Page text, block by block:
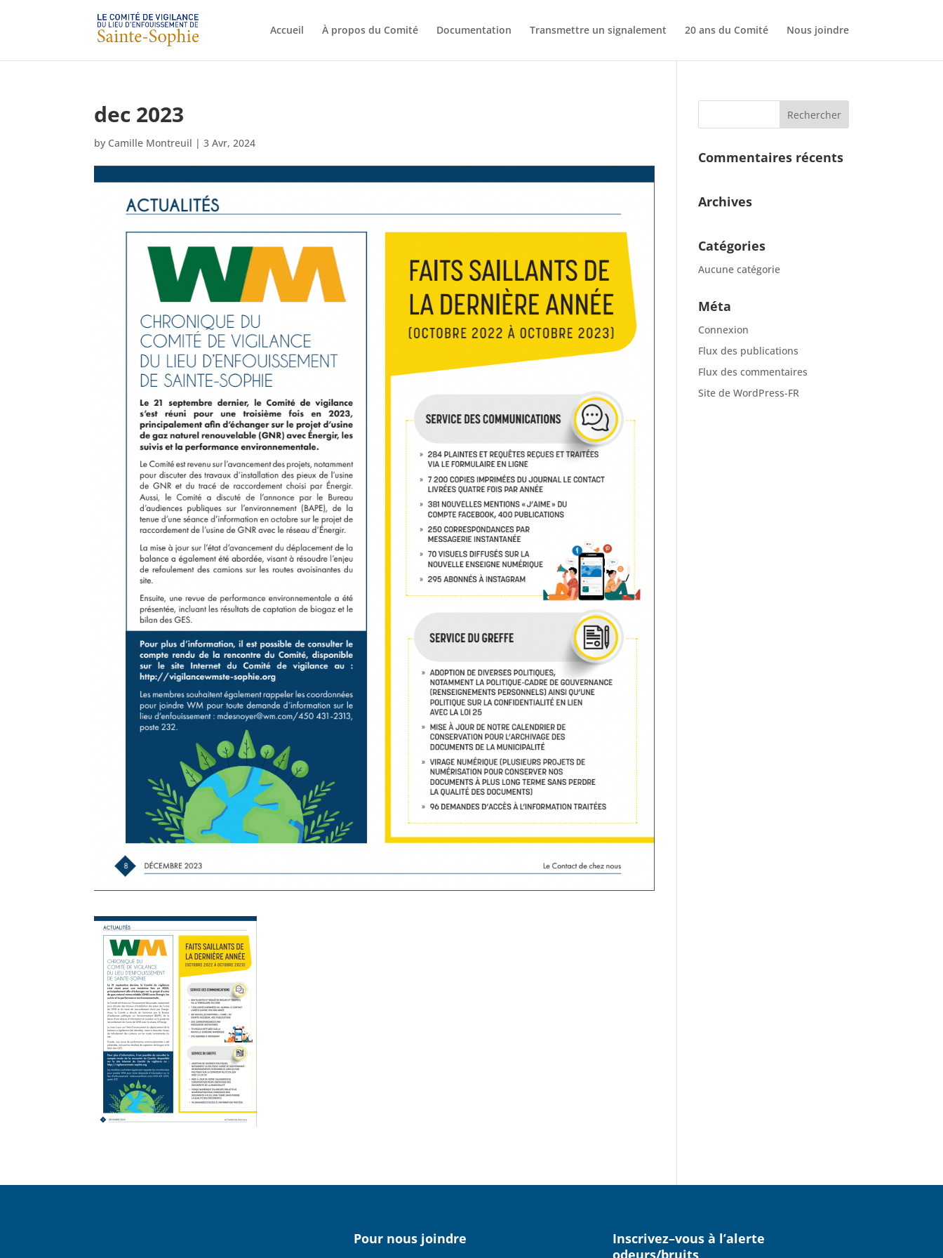
Accueil À propos du Comité Documentation Transmettre un signalement 20 ans du Comité Nous joindre
dec 2023
by Camille Montreuil |3 Avr, 2024
Commentaires récents
Archives
Catégories
Aucune catégorie
Méta
Connexion
Flux des publications
Flux des commentaires
Site de WordPress-FR
Pour nous joindre
Inscrivez–vous à l’alerte
odeurs/bruits